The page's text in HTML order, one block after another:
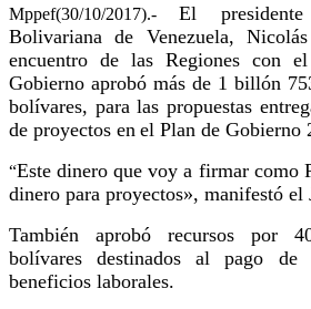
Mppef(30/10/2017).-El
Bolivariana de Venezuela,
encuentro de las Regiones con
Gobierno aprobó más de 1 billón
bolívares, para las propuestas
de proyectos en el Plan de Gobierno
“Este dinero que voy a firmar como
dinero para proyectos», manifestó el
También aprobó recursos por
bolívares destinados al pago de
beneficios laborales.